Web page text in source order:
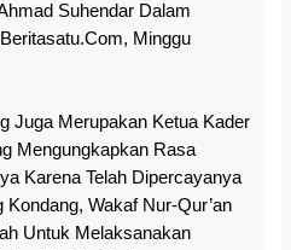
Suhendar Dalam
Minggu
Juga Merupakan Ketua Kader
Mengungkapkan Rasa
Karena Telah Dipercayanya
Wakaf Nur-Qur’an
Untuk Melaksanakan